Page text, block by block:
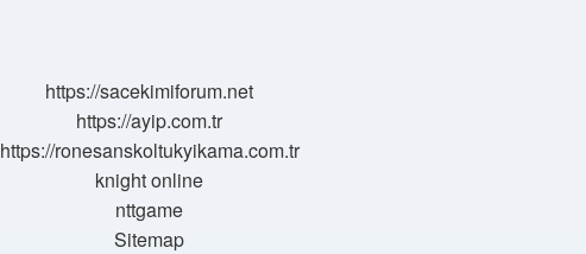
https://sacekimiforum.net
https://ayip.com.tr
https://ronesanskoltukyikama.com.tr
knight online
nttgame
Sitemap